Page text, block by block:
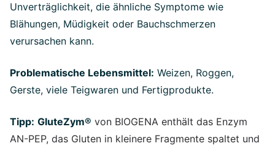
Unverträglichkeit, die ähnliche Symptome wie
Blähungen, Müdigkeit oder Bauchschmerzen
verursachen kann.
Problematische Lebensmittel: Weizen, Roggen,
Gerste, viele Teigwaren und Fertigprodukte.
Tipp: GluteZym® von BIOGENA enthält das Enzym
AN-PEP, das Gluten in kleinere Fragmente spaltet und